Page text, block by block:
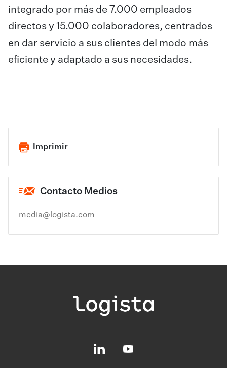
integrado por más de 7.000 empleados
directos y 15.000 colaboradores, centrados
en dar servicio a sus clientes del modo más
eficiente y adaptado a sus necesidades.
Imprimir
Contacto Medios
media@logista.com